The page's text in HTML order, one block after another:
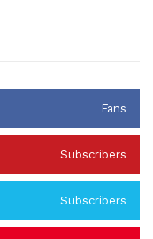
Fans
Subscribers
Subscribers